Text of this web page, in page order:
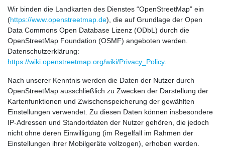
Wir binden die Landkarten des Dienstes “OpenStreetMap” ein
(https://www.openstreetmap.de), die auf Grundlage der Open
Data Commons Open Database Lizenz (ODbL) durch die
OpenStreetMap Foundation (OSMF) angeboten werden.
Datenschutzerklärung:
https://wiki.openstreetmap.org/wiki/Privacy_Policy.
Nach unserer Kenntnis werden die Daten der Nutzer durch
OpenStreetMap ausschließlich zu Zwecken der Darstellung der
Kartenfunktionen und Zwischenspeicherung der gewählten
Einstellungen verwendet. Zu diesen Daten können insbesondere
IP-Adressen und Standortdaten der Nutzer gehören, die jedoch
nicht ohne deren Einwilligung (im Regelfall im Rahmen der
Einstellungen ihrer Mobilgeräte vollzogen), erhoben werden.